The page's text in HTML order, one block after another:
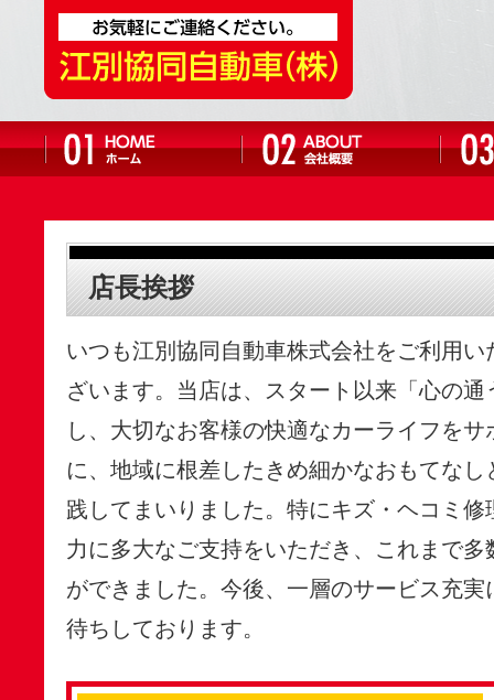
店長挨拶
いつも江別協同自動車株式会社をご利用
ざいます。当店は、スタート以来「心の
し、大切なお客様の快適なカーライフを
に、地域に根差したきめ細かなおもてな
践してまいりました。特にキズ・ヘコミ
力に多大なご支持をいただき、これまで
ができました。今後、一層のサービス充
待ちしております。